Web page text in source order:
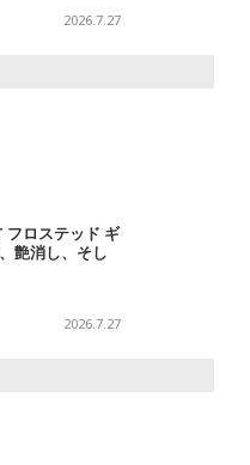
2026.7.27
フロステッド ギ
艶消し、そし
2026.7.27